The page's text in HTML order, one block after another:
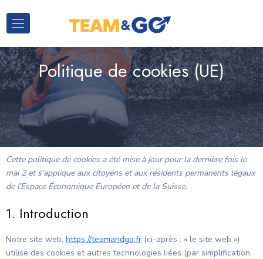
Politique de cookies (UE)
Cette politique de cookies a été mise à jour pour la dernière fois le
mai 2 et s’applique aux citoyens et aux résidents permanents légaux
de l’Espace Économique Européen et de la Suisse.
1. Introduction
Notre site web, https://teamandgo.fr (ci-après : « le site web »)
utilise des cookies et autres technologies liées (par simplification,